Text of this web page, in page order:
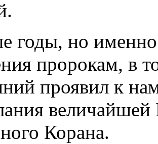
годы, но
пророкам, в
проявил к
Корана.